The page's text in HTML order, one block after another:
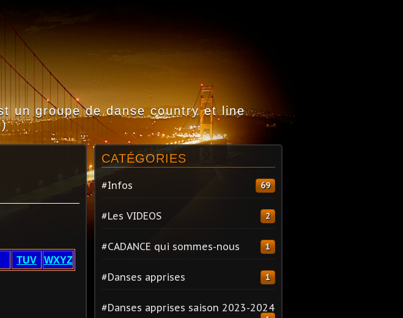
un groupe de danse country et line
TUV WXYZ
CATÉGORIES
#Infos 69
#Les VIDEOS 2
#CADANCE qui sommes-nous 1
#Danses apprises 1
#Danses apprises saison 2023-2024